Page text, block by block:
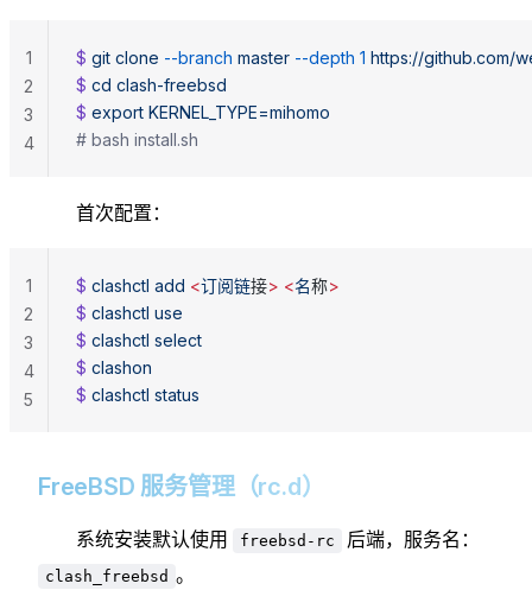
$ git clone --branch master --depth 1 https://github.com/
$ cd clash-freebsd
$ export KERNEL_TYPE=mihomo
# bash install.sh
1
2
3
4
首次配置：
$ clashctl add <订阅链接> <名称>
$ clashctl use
$ clashctl select
$ clashon
$ clashctl status
1
2
3
4
5
FreeBSD 服务管理（rc.d）
系统安装默认使用 freebsd-rc 后端，服务名：
clash_freebsd 。